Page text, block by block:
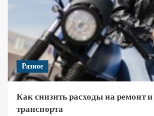
Разное
Как снизить расходы на ремонт
транспорта